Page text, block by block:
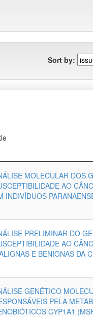
Sort by:
MOLECULAR DOS
AO
INDIVÍDUOS
PRELIMINAR DO
AO
E BENIGNAS DA
GENÉTICO
PELA
CYP1A1